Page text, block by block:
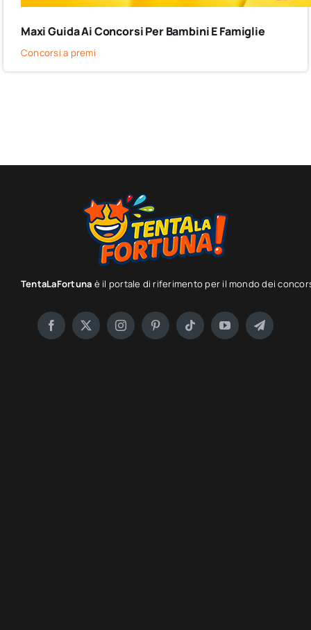
Maxi Guida Ai Concorsi Per Bambini E Famiglie
Concorsi a premi
TentaLaFortuna è il portale di riferimento per il mondo dei